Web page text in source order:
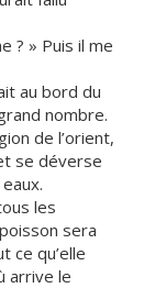
? » Puis il me
au bord du
nombre.
de l’orient,
se déverse
les
sera
ce qu’elle
arrive le